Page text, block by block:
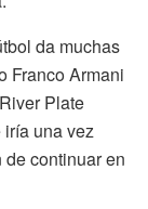
da muchas
Franco Armani
Plate
una vez
continuar en